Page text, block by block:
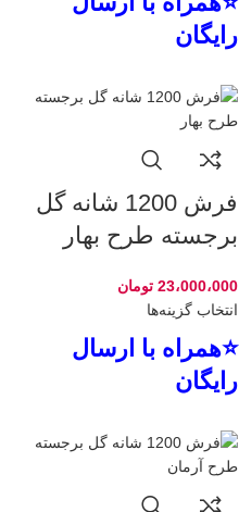
رایگان
فرش 1200 شانه گل
برجسته طرح بهار
23،000،000 تومان
انتخاب گزینه‌ها
⭐همراه با ارسال
رایگان